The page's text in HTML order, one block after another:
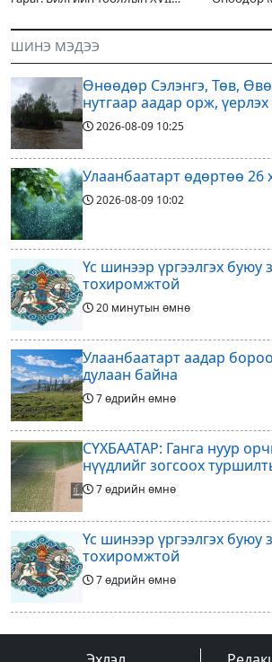
гал Морин жилийн Зуны адаг
хөхөгчин хонь сарын шинийн
19, Адъяа /Наран/
уулархаг
орох тул
түвшин
ШИНЭ МЭДЭЭ
Өнөөдөр Сэлэнгэ, Төв,
нутгаар аадар орж,
анхааруулав
2026-08-09 10:25
Улаанбаатарт өдөртөө 26
2026-08-09 10:02
Үс шинээр үргээлгэх буюу
тохиромжтой
20 минутын өмнө
Улаанбаатарт аадар
дулаан байна
7 өдрийн өмнө
СҮХБААТАР: Ганга нуур
нүүдлийг зогсоох
дүнгээ өгч эхэлжээ
7 өдрийн өмнө
Үс шинээр үргээлгэх буюу
тохиромжтой
7 өдрийн өмнө
Арилжааны төслөө
Ж.Инфантино мэдэгдэв